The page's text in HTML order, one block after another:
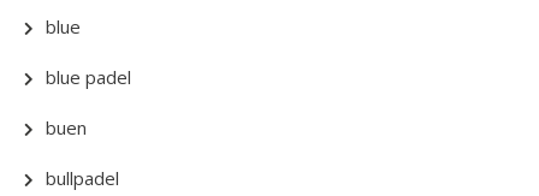
blue
blue padel
buen
bullpadel